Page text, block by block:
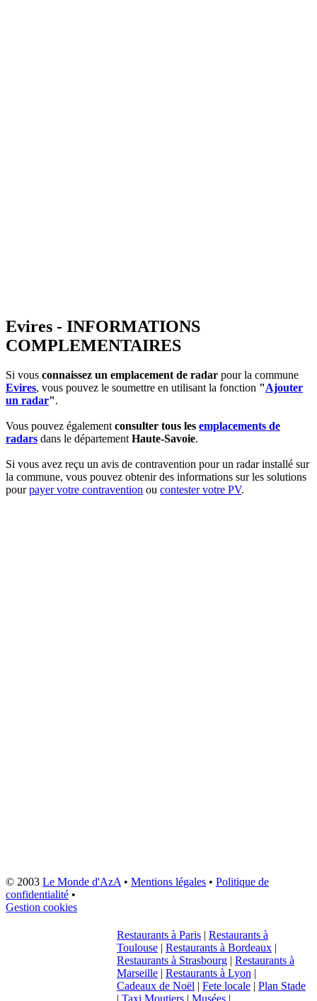
Evires - INFORMATIONS
COMPLEMENTAIRES
Si vous connaissez un emplacement de radar pour la commune
Evires, vous pouvez le soumettre en utilisant la fonction "Ajouter
un radar".
Vous pouvez égalementconsulter tous les emplacements de
radars dans le départementHaute-Savoie.
Si vous avez reçu un avis de contravention pour un radar installé sur
la commune, vous pouvez obtenir des informations sur les solutions
pourpayer votre contravention ou contester votre PV.
© 2003 Le Monde d'AzA• Mentions légales • Politique de
confidentialité •
Gestion cookies
Restaurants à Paris | Restaurants à
Toulouse | Restaurants à Bordeaux |
Restaurants à Strasbourg | Restaurants à
Marseille | Restaurants à Lyon |
Cadeaux de Noël | Fete locale | Plan Stade